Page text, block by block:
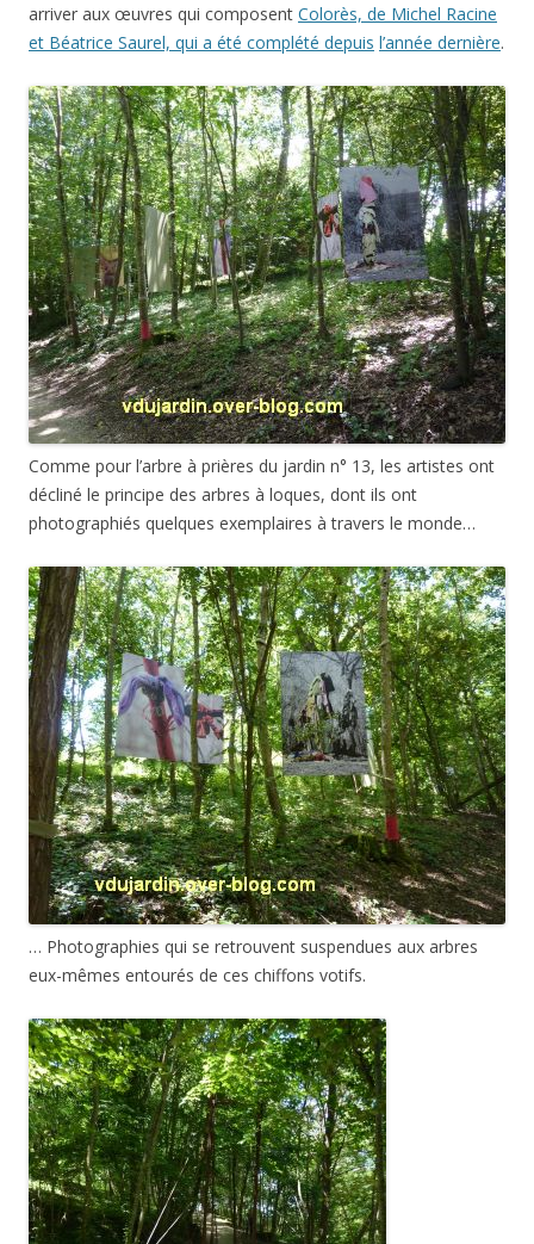
arriver aux œuvres qui composent Colorès, de Michel Racine
et Béatrice Saurel, qui a été complété depuis l’année dernière.
Comme pour l’arbre à prières du jardin n° 13, les artistes ont
décliné le principe des arbres à loques, dont ils ont
photographiés quelques exemplaires à travers le monde…
… Photographies qui se retrouvent suspendues aux arbres
eux-mêmes entourés de ces chiffons votifs.